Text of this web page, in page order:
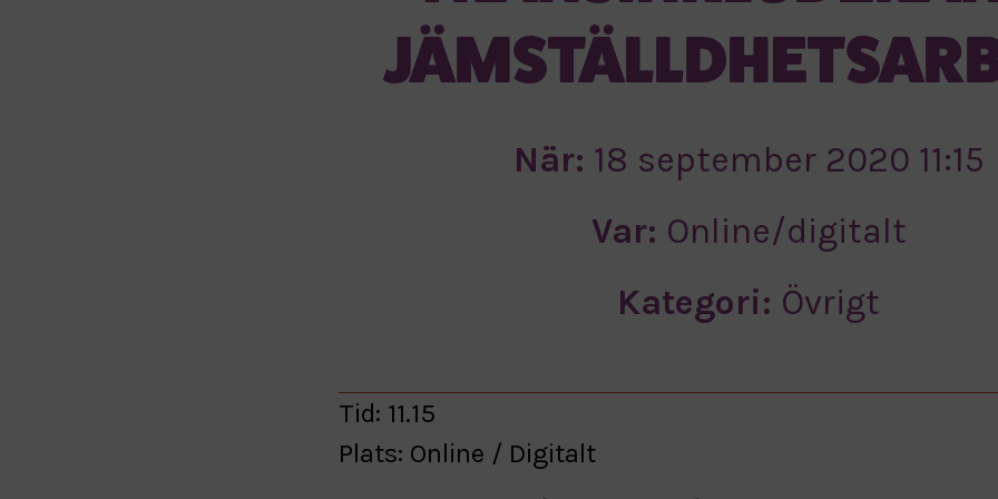
När: 18 september 2020 11:15
Var: Online/digitalt
Kategori: Övrigt
Tid: 11.15
Plats: Online / Digitalt